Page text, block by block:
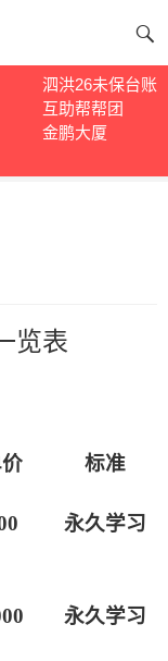
泗洪26未保台账
互助帮帮团
金鹏大厦
览表
标准
永久学习
永久学习